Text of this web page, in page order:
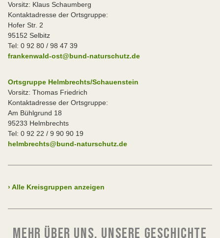
Vorsitz: Klaus Schaumberg
Kontaktadresse der Ortsgruppe:
Hofer Str. 2
95152 Selbitz
Tel: 0 92 80 / 98 47 39
frankenwald-ost@bund-naturschutz.de
Ortsgruppe Helmbrechts/Schauenstein
Vorsitz: Thomas Friedrich
Kontaktadresse der Ortsgruppe:
Am Bühlgrund 18
95233 Helmbrechts
Tel: 0 92 22 / 9 90 90 19
helmbrechts@bund-naturschutz.de
› Alle Kreisgruppen anzeigen
MEHR ÜBER UNS, UNSERE GESCHICHTE